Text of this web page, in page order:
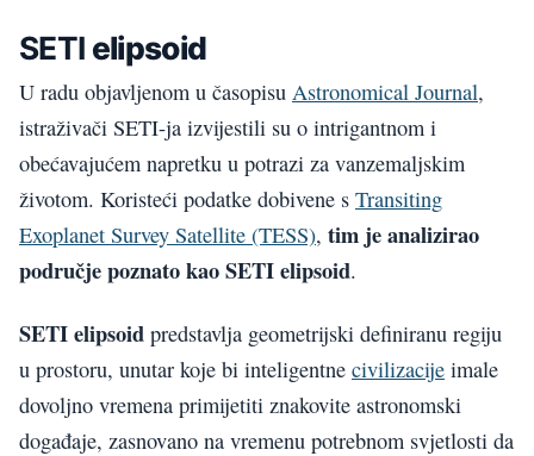
SETI elipsoid
U radu objavljenom u časopisu Astronomical Journal,
istraživači SETI-ja izvijestili su o intrigantnom i
obećavajućem napretku u potrazi za vanzemaljskim
životom. Koristeći podatke dobivene s Transiting
Exoplanet Survey Satellite (TESS), tim je analizirao
područje poznato kao SETI elipsoid.
SETI elipsoid predstavlja geometrijski definiranu regiju
u prostoru, unutar koje bi inteligentne civilizacije imale
dovoljno vremena primijetiti znakovite astronomski
događaje, zasnovano na vremenu potrebnom svjetlosti da